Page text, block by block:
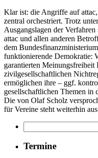
Klar ist: die Angriffe auf
zentral orchestriert. Trotz
Ausgangslagen der
attac und allen anderen
dem
funktionierende Demokratie:
garantierten Meinungsfreiheit
zivilgesellschaftlichen
ermöglichen ihre – ggf.
gesellschaftlichen Themen
Die von Olaf Scholz
für Vereine steht weiterhin
Termine